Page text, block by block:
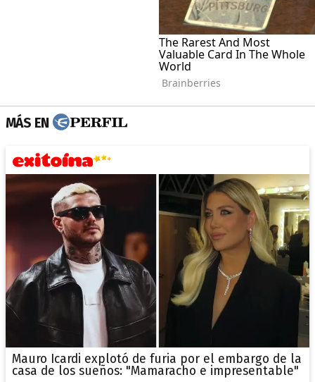
MÁS EN
Mauro Icardi explotó de furia por el embargo de la
casa de los sueños: "Mamaracho e impresentable"